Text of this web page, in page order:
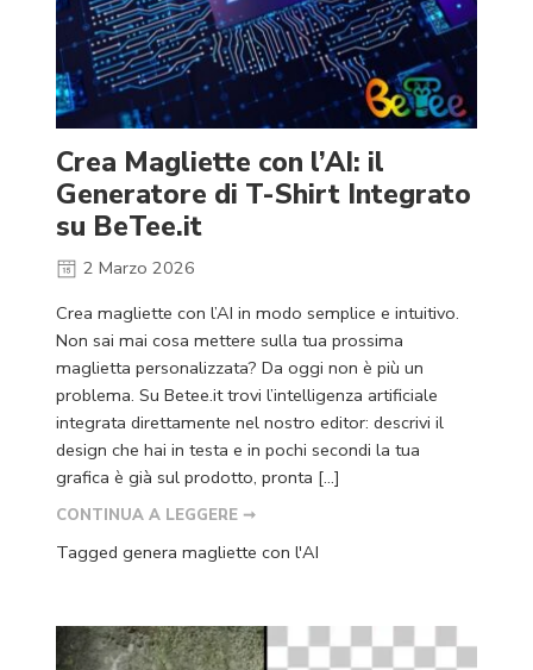
Crea Magliette con l’AI: il
Generatore di T-Shirt Integrato
su BeTee.it
2 Marzo 2026
Crea magliette con l’AI in modo semplice e intuitivo.
Non sai mai cosa mettere sulla tua prossima
maglietta personalizzata? Da oggi non è più un
problema. Su Betee.it trovi l’intelligenza artificiale
integrata direttamente nel nostro editor: descrivi il
design che hai in testa e in pochi secondi la tua
grafica è già sul prodotto, pronta […]
CONTINUA A LEGGERE ➞
Taggedgenera magliette con l'AI